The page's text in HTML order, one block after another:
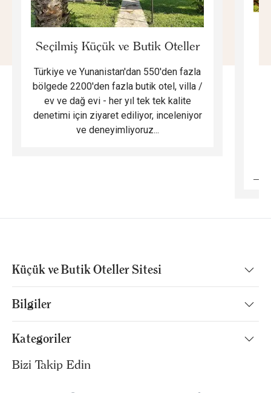
Seçilmiş Küçük ve Butik Oteller
Türkiye ve Yunanistan'dan 550'den fazla
bölgede 2200'den fazla butik otel, villa /
ev ve dağ evi - her yıl tek tek kalite
denetimi için ziyaret ediliyor, inceleniyor
ve deneyimliyoruz...
Küçük ve Butik Oteller Sitesi
Bilgiler
Kategoriler
Bizi Takip Edin